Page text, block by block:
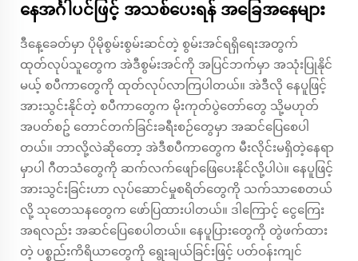
နေအင်္ဂါပင်ဖြင့် အသစ်ပေးရန် အခြေအနေများ
ဒီနေ့ခေတ်မှာ ပိုမိုစွမ်းစွမ်းဆင်တဲ့ စွမ်းအင်ရရှိရေးအတွက်
ထုတ်လုပ်သူတွေက အဲဒီစွမ်းအင်ကို အပြင်ဘက်မှာ အသုံးပြုနိုင်
မယ့် စပီကာတွေကို ထုတ်လုပ်လာကြပါတယ်။ အဲဒီလို နေပူဖြင့်
အားသွင်းနိုင်တဲ့ စပီကာတွေက မိုးကုတ်ပွဲတော်တွေ သို့မဟုတ်
အပတ်စဥ် တောင်တက်ခြင်းခရီးစဉ်တွေမှာ အဆင်ပြေစေပါ
တယ်။ ဘာလို့လဲဆိုတော့ အဲဒီစပီကာတွေက မီးလိုင်းမရှိတဲ့နေရာ
မှာပါ ဂီတသံတွေကို ဆက်လက်ဖျော်ဖြေပေးနိုင်လို့ပါပဲ။ နေပူဖြင့်
အားသွင်းခြင်းဟာ လုပ်ဆောင်မှုစရိတ်တွေကို သက်သာစေတယ်
လို့ သုတေသနတွေက ဖော်ပြထားပါတယ်။ ဒါကြောင့် ငွေကြေး
အရလည်း အဆင်ပြေစေပါတယ်။ နေပူပြားတွေကို တွဲဖက်ထား
တဲ့ ပစ္စည်းကိရိယာတွေကို ရွေးချယ်ခြင်းဖြင့် ပတ်ဝန်းကျင်